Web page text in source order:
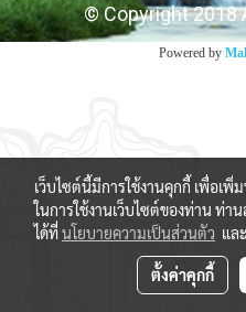
© Copyright 2018
Powered by
เว็บไซต์นี้มีการใช้งานคุกกี้ เพื่อเ
ในการใช้งานเว็บไซต์ของท่าน ท่า
ได้ที่นโยบายความเป็นส่วนตัว และ
ตั้งค่าคุกกี้